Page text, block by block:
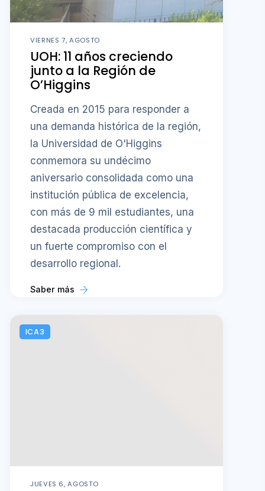
VIERNES 7, AGOSTO
UOH: 11 años creciendo
junto a la Región de
O’Higgins
Creada en 2015 para responder a
una demanda histórica de la región,
la Universidad de O'Higgins
conmemora su undécimo
aniversario consolidada como una
institución pública de excelencia,
con más de 9 mil estudiantes, una
destacada producción científica y
un fuerte compromiso con el
desarrollo regional.
Saber más
ICA3
JUEVES 6, AGOSTO